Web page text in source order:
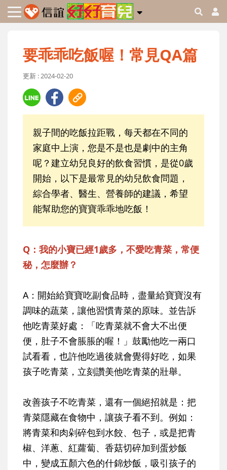
要乖乖吃飯喔！常見QA篇
更新 : 2024-02-20
親子間的吃飯拉距戰，每天都在不同的
家庭中上演，您是不是也是劇中的主角
呢？建立幼兒良好的飲食習慣，是從0歲
開始，以下是最常見的幼兒飲食問題，
綜合學者、醫生、營養師的建議，希望
能幫助您的寶寶乖乖地吃飯！
Q：我的小寶已經1歲多，不愛吃青菜，常便
秘，怎麼辦？
A：開始給寶寶吃副食品時，盡量給寶寶沒有
調味的蔬菜，讓他習慣青菜的原味。並告訴
他吃青菜好處：「吃青菜就不會大不出便
便，肚子不會脹脹的喔！」鼓勵他吃一兩口
試看看，也許他吃過後就會覺得好吃，如果
孩子吃青菜，立刻讚美他吃青菜的壯舉。
改善孩子不吃青菜，還有一個絕招就是：把
青菜隱藏在食物中，讓孩子看不到。例如：
將青菜和肉剁碎包到水餃、包子，或是把青
椒、洋蔥、紅蘿蔔、香菇切碎加到蛋炒飯
中，變成五顏六色的什錦炒飯，吸引孩子的